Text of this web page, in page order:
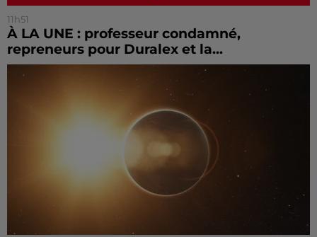
11h51
À LA UNE : professeur condamné,
repreneurs pour Duralex et la...